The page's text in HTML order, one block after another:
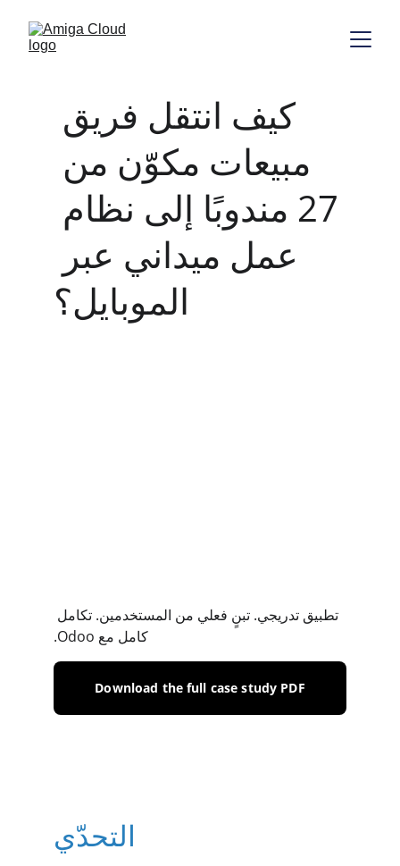
كيف انتقل فريق
مبيعات مكوّن من
27 مندوبًا إلى نظام
عمل ميداني عبر
الموبايل؟
تطبيق تدريجي. تبنٍ فعلي من المستخدمين. تكامل
كامل مع Odoo.
Download the full case study PDF
التحدّي